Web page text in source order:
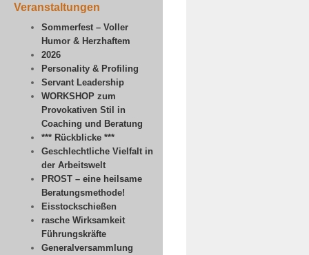
Veranstaltungen
Sommerfest – Voller
Humor & Herzhaftem
2026
Personality & Profiling
Servant Leadership
WORKSHOP zum
Provokativen Stil in
Coaching und Beratung
*** Rückblicke ***
Geschlechtliche Vielfalt in
der Arbeitswelt
PROST – eine heilsame
Beratungsmethode!
Eisstockschießen
rasche Wirksamkeit
Führungskräfte
Generalversammlung